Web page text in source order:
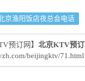
京渔阳饭店夜总会电话
预订网】 北京KTV预订
beijingktv/71.html